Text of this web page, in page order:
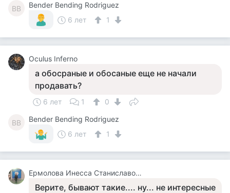
BB
Bender Bending Rodriguez
6 лет
1
Оculus Inferno
а обосраные и обосаные еще не начали
продавать?
6 лет 1 0
BB
Bender Bending Rodriguez
6 лет
1
Ермолова Инесса Станиславовна
Верите, бывают такие.... ну... не интересные